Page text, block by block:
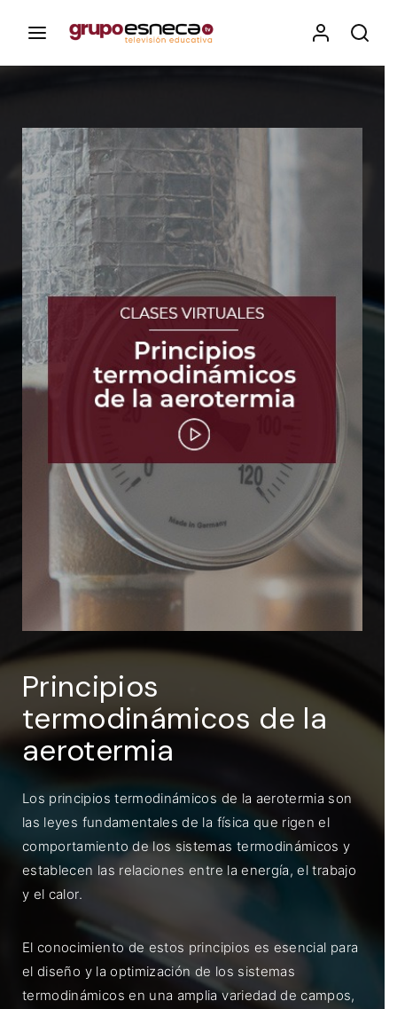
Principios
termodinámicos de la
aerotermia
Los principios termodinámicos de la aerotermia son
las leyes fundamentales de la física que rigen el
comportamiento de los sistemas termodinámicos y
establecen las relaciones entre la energía, el trabajo
y el calor.
El conocimiento de estos principios es esencial para
el diseño y la optimización de los sistemas
termodinámicos en una amplia variedad de campos,
Esneca TV
Iniciar Sesión
Para iniciar sesión debes introducir el
mismo usuario y contraseña que utilizas
para acceder al campus virtual:
https://elcampusonline.com
Dirección de correo electrónico
Contraseña
ENTRAR
Recuérdame